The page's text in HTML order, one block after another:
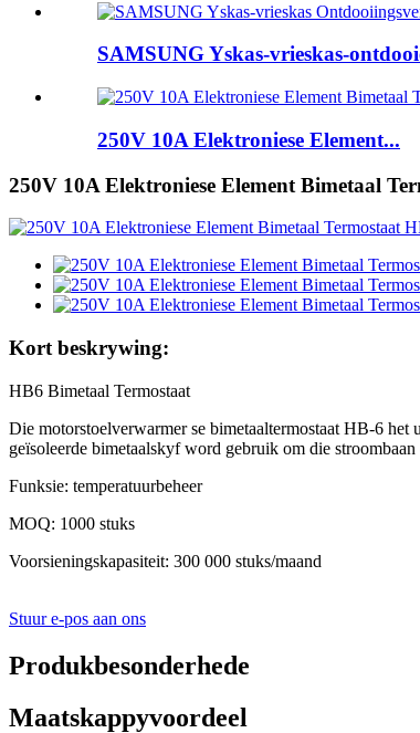
SAMSUNG Yskas-vrieskas-
250V 10A Elektroniese Element...
250V 10A Elektroniese Element Bimetaal
Kort beskrywing:
HB6 Bimetaal Termostaat
Die motorstoelverwarmer se bimetaaltermostaat HB-6 het
geïsoleerde bimetaalskyf word gebruik om die
Funksie: temperatuurbeheer
MOQ: 1000 stuks
Voorsieningskapasiteit: 300 000 stuks/maand
Stuur e-pos aan ons
Produkbesonderhede
Maatskappyvoordeel